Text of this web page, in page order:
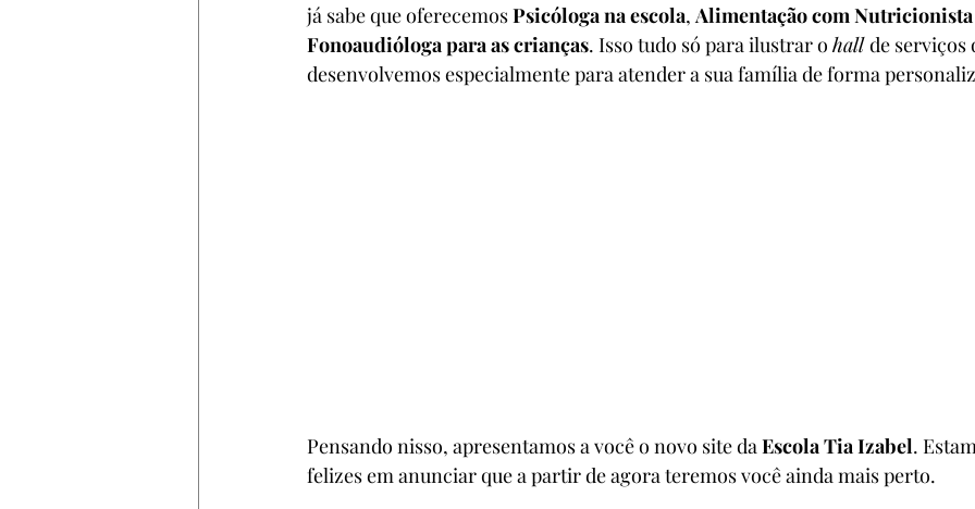
já sabe que oferecemos Psicóloga na escola, Alimentação com Nutricionista
Fonoaudióloga para as crianças. Isso tudo só para ilustrar o hall de serviços
desenvolvemos especialmente para atender a sua família de forma
Pensando nisso, apresentamos a você o novo site da Escola Tia Izabel.
felizes em anunciar que a partir de agora teremos você ainda mais perto.